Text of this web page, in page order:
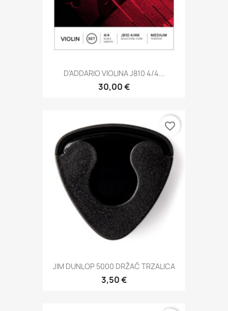
D'ADDARIO VIOLINA J810 4/4...
30,00 €
JIM DUNLOP 5000 DRŽAČ TRZALICA
3,50 €
favorite_border